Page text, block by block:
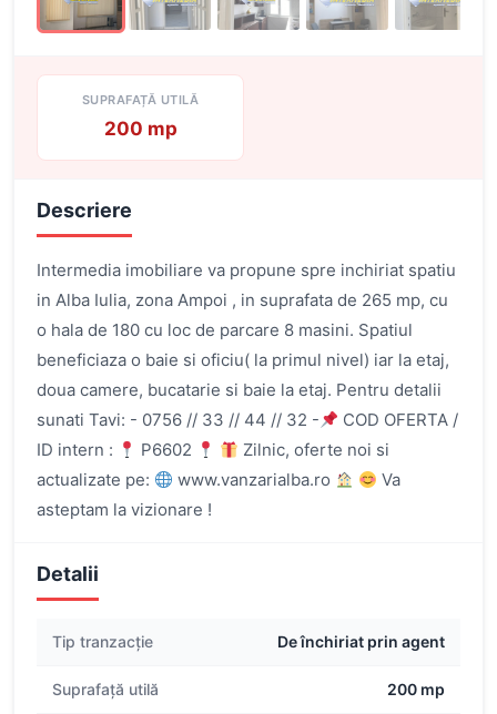
SUPRAFAȚĂ UTILĂ
200 mp
Descriere
Intermedia imobiliare va propune spre inchiriat spatiu
in Alba Iulia, zona Ampoi , in suprafata de 265 mp, cu
o hala de 180 cu loc de parcare 8 masini. Spatiul
beneficiaza o baie si oficiu( la primul nivel) iar la etaj,
doua camere, bucatarie si baie la etaj. Pentru detalii
sunati Tavi: - 0756 // 33 // 44 // 32 -
COD OFERTA /
ID intern :
P6602
Zilnic, oferte noi si
actualizate pe:
www.vanzarialba.ro
Va
asteptam la vizionare !
Detalii
Tip tranzacție De închiriat prin agent
Suprafață utilă 200 mp